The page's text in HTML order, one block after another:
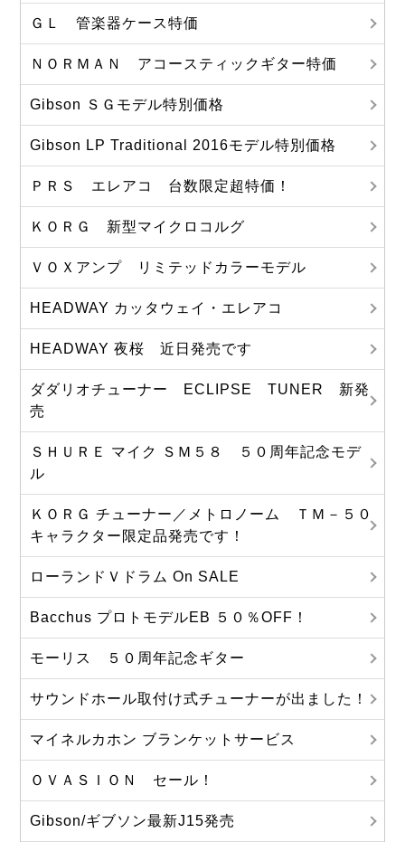
ＧＬ 管楽器ケース特価
ＮＯＲＭＡＮ アコースティックギター特価
Gibson ＳＧモデル特別価格
Gibson LP Traditional 2016モデル特別価格
ＰＲＳ エレアコ 台数限定超特価！
ＫＯＲＧ 新型マイクロコルグ
ＶＯＸアンプ リミテッドカラーモデル
HEADWAY カッタウェイ・エレアコ
HEADWAY 夜桜 近日発売です
ダダリオチューナー ECLIPSE TUNER 新発
売
ＳＨＵＲＥ マイク ＳＭ５８ ５０周年記念モデ
ル
ＫＯＲＧ チューナー／メトロノーム ＴＭ－５０
キャラクター限定品発売です！
ローランドＶドラム On SALE
Bacchus プロトモデルEB ５０％OFF！
モーリス ５０周年記念ギター
サウンドホール取付け式チューナーが出ました！
マイネルカホン ブランケットサービス
ＯＶＡＳＩＯＮ セール！
Gibson/ギブソン最新J15発売